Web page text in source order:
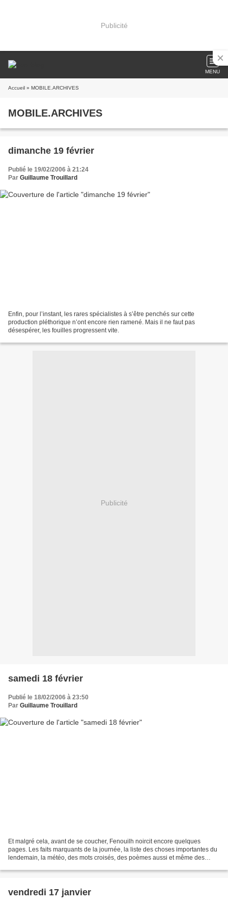
Publicité
MENU
Accueil » MOBILE.ARCHIVES
MOBILE.ARCHIVES
dimanche 19 février
Publié le 19/02/2006 à 21:24
Par Guillaume Trouillard
Enfin, pour l’instant, les rares spécialistes à s’être penchés sur cette
production pléthorique n’ont encore rien ramené. Mais il ne faut pas
désespérer, les fouilles progressent vite.
Publicité
samedi 18 février
Publié le 18/02/2006 à 23:50
Par Guillaume Trouillard
Et malgré cela, avant de se coucher, Fenouilh noircit encore quelques
pages. Les faits marquants de la journée, la liste des choses importantes du
lendemain, la météo, des mots croisés, des poèmes aussi et même des
vendredi 17 janvier